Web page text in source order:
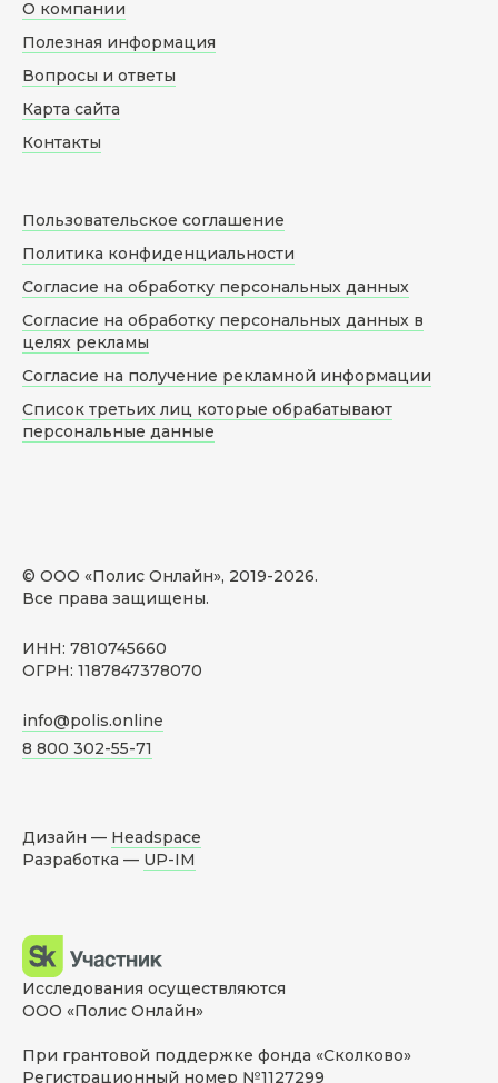
© ООО «Полис Онлайн», 2019-2026.
Все права защищены.
ИНН: 7810745660
ОГРН: 1187847378070
info@polis.online
8 800 302-55-71
О компании
Полезная информация
Вопросы и ответы
Карта сайта
Контакты
Пользовательское соглашение
Политика конфиденциальности
Согласие на обработку персональных данных
Согласие на обработку персональных данных в
целях рекламы
Согласие на получение рекламной информации
Список третьих лиц которые обрабатывают
персональные данные
Дизайн — Headspace
Разработка — UP-IM
Исследования осуществляются
ООО «Полис Онлайн»
При грантовой поддержке фонда «Сколково»
Регистрационный номер №1127299